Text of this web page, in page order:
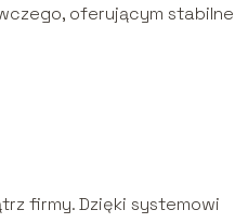
oferującym stabilne
firmy. Dzięki systemowi